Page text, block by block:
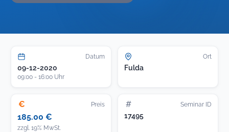
Datum
09-12-2020
09:00 - 16:00 Uhr
Ort
Fulda
€ Preis
185.00 €
zzgl. 19% MwSt.
# Seminar ID
17495